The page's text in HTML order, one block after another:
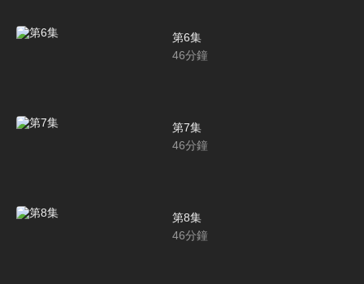
第6集
46分鐘
第7集
46分鐘
第8集
46分鐘